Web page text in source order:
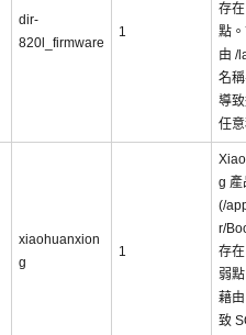
dir-
820l_firmware
1
存
點
由 /
名
導
任
xiaohuanxion
g
1
g 產
(/
r/
存
弱
藉
致